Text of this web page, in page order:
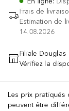
Frais de
Estimation de
14.08.2026
Filiale Douglas
Vérifiez la
Les prix pratiqués
peuvent être